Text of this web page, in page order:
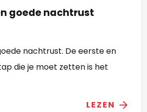
goede nachtrust
nachtrust. De eerste en
die je moet zetten is het
LEZEN arrow_forward